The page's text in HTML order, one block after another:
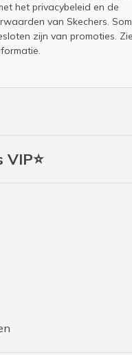
VIP⭐
het privacybeleid en de
van Skechers.
zijn van promoties. Zie